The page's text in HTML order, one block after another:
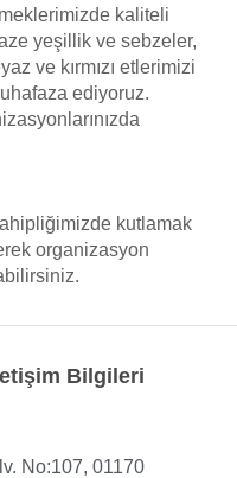
kaliteli
yeşillik ve sebzeler,
ve kırmızı etlerimizi
ediyoruz.
kutlamak
organizasyon
Bilgileri
No:107, 01170